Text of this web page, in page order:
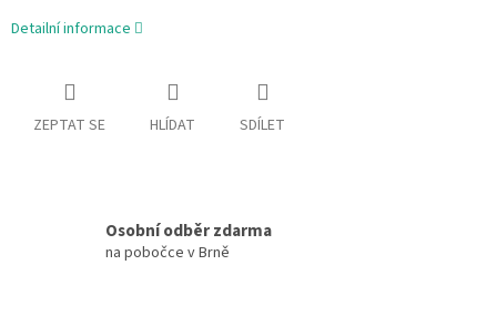
Detailní informace
ZEPTAT SE HLÍDAT SDÍLET
Osobní odběr zdarma
na pobočce v Brně